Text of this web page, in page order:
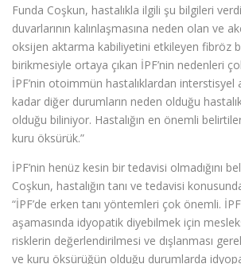
Funda Coşkun, hastalıkla ilgili şu bilgileri
duvarlarının kalınlaşmasına neden olan ve
oksijen aktarma kabiliyetini etkileyen fibröz
birikmesiyle ortaya çıkan İPF’nin nedenleri
İPF’nin otoimmün hastalıklardan interstisyel
kadar diğer durumların neden olduğu
olduğu biliniyor. Hastalığın en önemli
kuru öksürük.”
İPF’nin henüz kesin bir tedavisi olmadığını
Coşkun, hastalığın tanı ve tedavisi
“İPF’de erken tanı yöntemleri çok önemli.
aşamasında idyopatik diyebilmek için
risklerin değerlendirilmesi ve dışlanması
ve kuru öksürüğün olduğu durumlarda